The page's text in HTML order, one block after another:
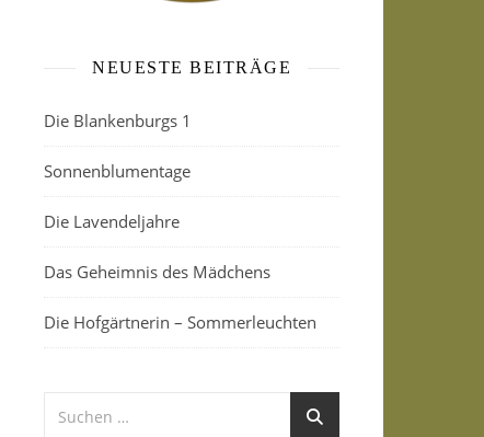
NEUESTE BEITRÄGE
Die Blankenburgs 1
Sonnenblumentage
Die Lavendeljahre
Das Geheimnis des Mädchens
Die Hofgärtnerin – Sommerleuchten